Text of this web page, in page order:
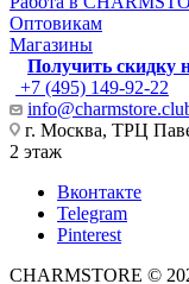
Оптовикам
Магазины
Получить скидку
+7 (495) 149-92-22
г. Москва, ТРЦ
2 этаж
Вконтакте
Telegram
Pinterest
CHARMSTORE ©